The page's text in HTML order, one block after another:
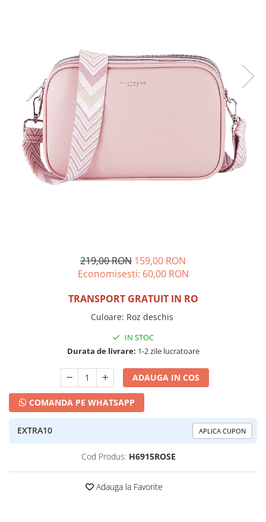
Blugi si pantaloni
Pulovere si cardigane
Rochii
Salopete
Incaltaminte toamna-iarna piele
219,00 RON 159,00 RON
Economisesti: 60,00 RON
TRANSPORT GRATUIT IN RO
Culoare: Roz deschis
IN STOC
Durata de livrare: 1-2 zile lucratoare
ADAUGA IN COS
COMANDA PE WHATSAPP
EXTRA10 APLICA CUPON
Cod Produs: H6915ROSE
Adauga la Favorite